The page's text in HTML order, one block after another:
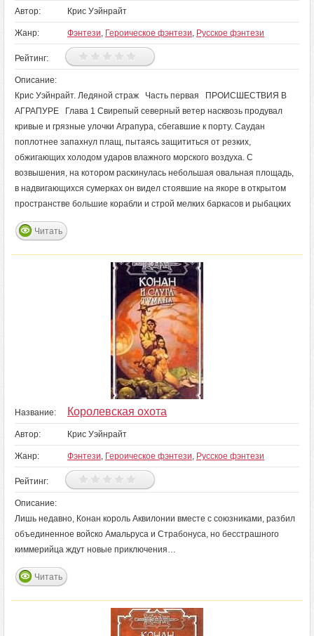
Автор: Крис Уэйнрайт
Жанр: Фэнтези, Героическое фэнтези, Русское фэнтези
Рейтинг:
Описание:
Крис Уэйнрайт. Ледяной страж Часть первая ПРОИСШЕСТВИЯ В
АГРАПУРЕ Глава 1 Свирепый северный ветер насквозь продувал
кривые и грязные улочки Аграпура, сбегавшие к порту. Саудан
поплотнее запахнул плащ, пытаясь защититься от резких,
обжигающих холодом ударов влажного морского воздуха. С
возвышения, на котором раскинулась небольшая овальная площадь,
в надвигающихся сумерках он видел стоявшие на якоре в открытом
пространстве большие корабли и строй мелких баркасов и рыбацких
Читать
Название: Королевская охота
Автор: Крис Уэйнрайт
Жанр: Фэнтези, Героическое фэнтези, Русское фэнтези
Рейтинг:
Описание:
Лишь недавно, Конан король Аквилонии вместе с союзниками, разбил
объединенное войско Амальруса и Страбонуса, но бесстрашного
киммерийца ждут новые приключения…
Читать